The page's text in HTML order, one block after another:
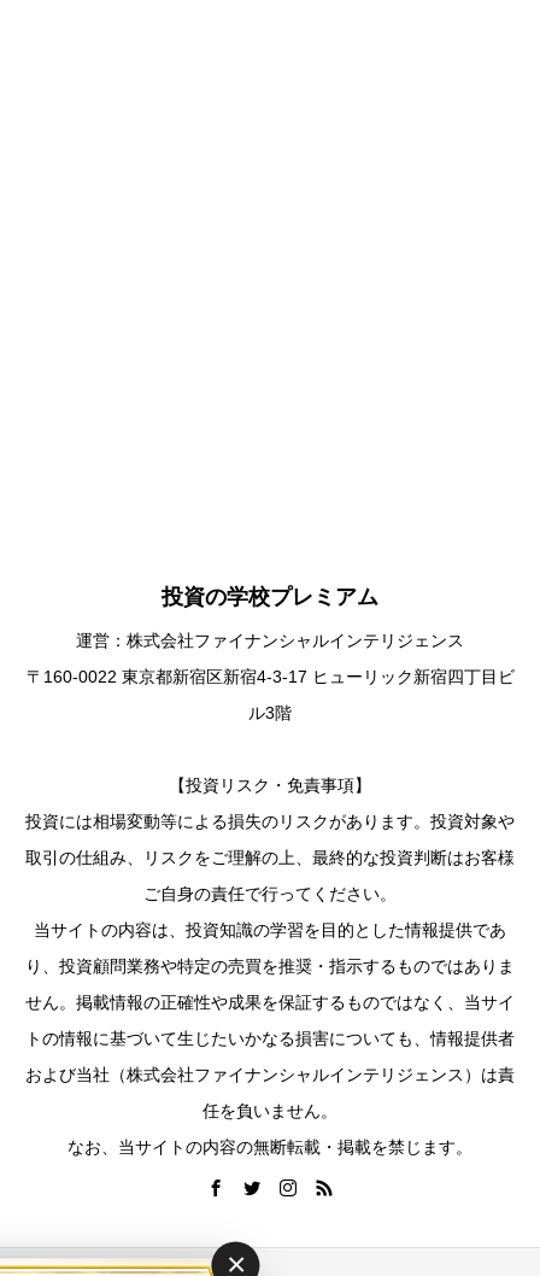
投資の学校プレミアム
運営：株式会社ファイナンシャルインテリジェンス
〒160-0022 東京都新宿区新宿4-3-17 ヒューリック新宿四丁目ビ
ル3階
【投資リスク・免責事項】
投資には相場変動等による損失のリスクがあります。投資対象や
取引の仕組み、リスクをご理解の上、最終的な投資判断はお客様
ご自身の責任で行ってください。
当サイトの内容は、投資知識の学習を目的とした情報提供であ
り、投資顧問業務や特定の売買を推奨・指示するものではありま
せん。掲載情報の正確性や成果を保証するものではなく、当サイ
トの情報に基づいて生じたいかなる損害についても、情報提供者
および当社（株式会社ファイナンシャルインテリジェンス）は責
任を負いません。
なお、当サイトの内容の無断転載・掲載を禁じます。
×